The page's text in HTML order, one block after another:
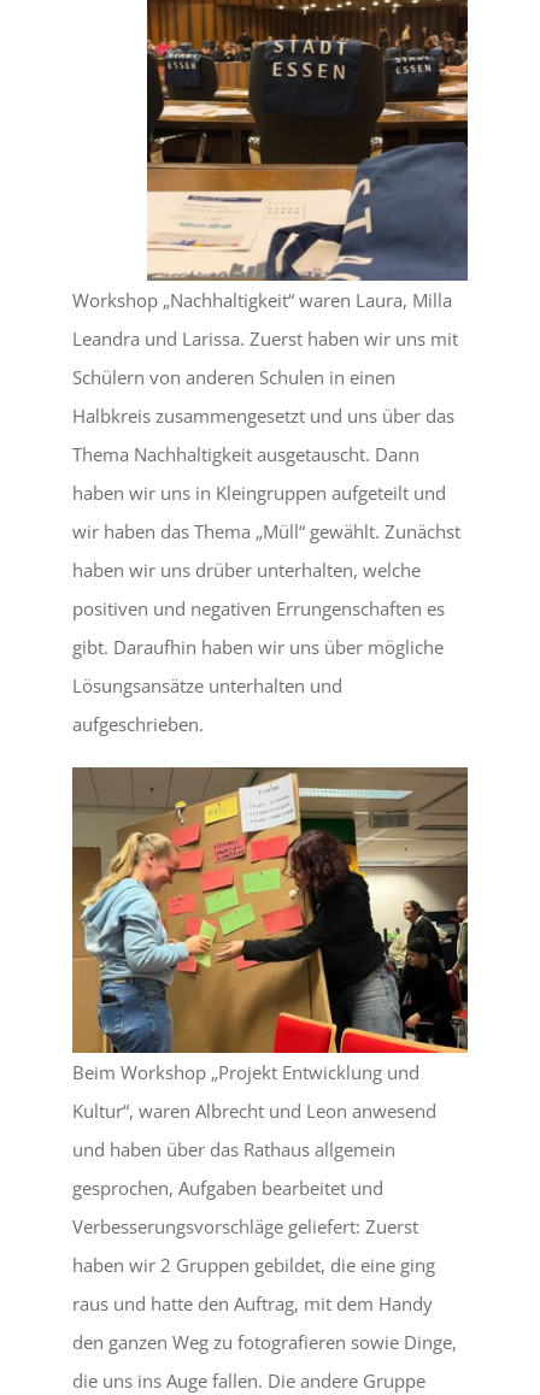
Workshop „Nachhaltigkeit“ waren Laura, Milla
Leandra und Larissa. Zuerst haben wir uns mit
Schülern von anderen Schulen in einen
Halbkreis zusammengesetzt und uns über das
Thema Nachhaltigkeit ausgetauscht. Dann
haben wir uns in Kleingruppen aufgeteilt und
wir haben das Thema „Müll“ gewählt. Zunächst
haben wir uns drüber unterhalten, welche
positiven und negativen Errungenschaften es
gibt. Daraufhin haben wir uns über mögliche
Lösungsansätze unterhalten und
aufgeschrieben.
Beim Workshop „Projekt Entwicklung und
Kultur“, waren Albrecht und Leon anwesend
und haben über das Rathaus allgemein
gesprochen, Aufgaben bearbeitet und
Verbesserungsvorschläge geliefert: Zuerst
haben wir 2 Gruppen gebildet, die eine ging
raus und hatte den Auftrag, mit dem Handy
den ganzen Weg zu fotografieren sowie Dinge,
die uns ins Auge fallen. Die andere Gruppe